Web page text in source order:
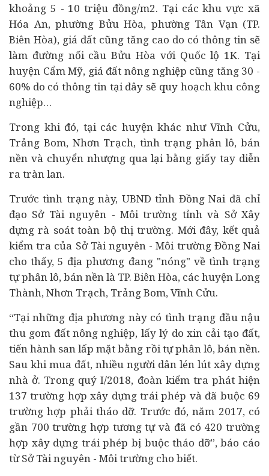
khoảng 5 - 10 triệu đồng/m2. Tại các khu vực xã
Hóa An, phường Bửu Hòa, phường Tân Vạn (TP.
Biên Hòa), giá đất cũng tăng cao do có thông tin sẽ
làm đường nối cầu Bửu Hòa với Quốc lộ 1K. Tại
huyện Cẩm Mỹ, giá đất nông nghiệp cũng tăng 30 -
60% do có thông tin tại đây sẽ quy hoạch khu công
nghiệp…
Trong khi đó, tại các huyện khác như Vĩnh Cửu,
Trảng Bom, Nhơn Trạch, tình trạng phân lô, bán
nền và chuyển nhượng qua lại bằng giấy tay diễn
ra tràn lan.
Trước tình trạng này, UBND tỉnh Đồng Nai đã chỉ
đạo Sở Tài nguyên - Môi trường tỉnh và Sở Xây
dựng rà soát toàn bộ thị trường. Mới đây, kết quả
kiểm tra của Sở Tài nguyên - Môi trường Đồng Nai
cho thấy, 5 địa phương đang "nóng" về tình trạng
tự phân lô, bán nền là TP. Biên Hòa, các huyện Long
Thành, Nhơn Trạch, Trảng Bom, Vĩnh Cửu.
“Tại những địa phương này có tình trạng đầu nậu
thu gom đất nông nghiệp, lấy lý do xin cải tạo đất,
tiến hành san lấp mặt bằng rồi tự phân lô, bán nền.
Sau khi mua đất, nhiều người dân lén lút xây dựng
nhà ở. Trong quý I/2018, đoàn kiểm tra phát hiện
137 trường hợp xây dựng trái phép và đã buộc 69
trường hợp phải tháo dỡ. Trước đó, năm 2017, có
gần 700 trường hợp tương tự và đã có 420 trường
hợp xây dựng trái phép bị buộc tháo dỡ”, báo cáo
từ Sở Tài nguyên - Môi trường cho biết.